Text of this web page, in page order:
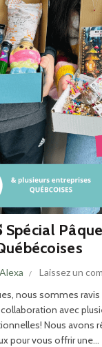
Laissez un
nous sommes
avec
Nous avons
pour vous offrir une...